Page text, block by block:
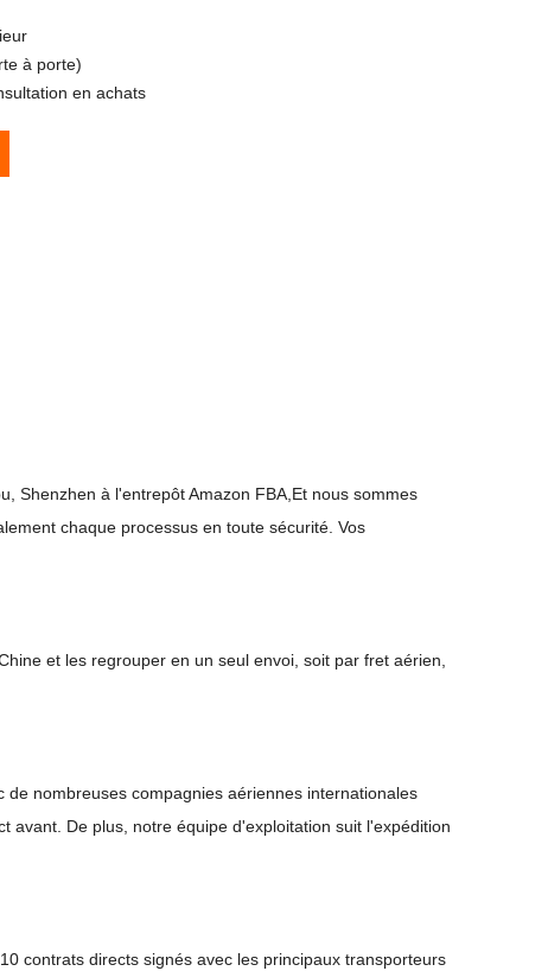
à porte)
en achats
Shenzhen à l'entrepôt Amazon FBA, Et nous sommes
chaque processus en toute sécurité. Vos
et les regrouper en un seul envoi, soit par fret aérien,
de nombreuses compagnies aériennes internationales
avant. De plus, notre équipe d'exploitation suit l'expédition
contrats directs signés avec les principaux transporteurs